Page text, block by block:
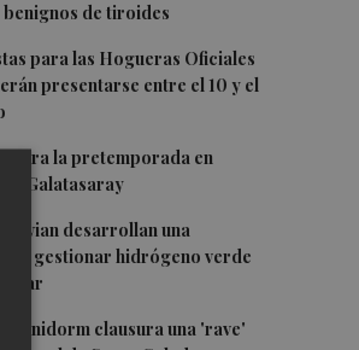
de tiroides
para las Hogueras Oficiales
presentarse entre el 10 y el
la pretemporada en
el Galatasaray
desarrollan una
gestionar hidrógeno verde
Benidorm clausura una 'rave'